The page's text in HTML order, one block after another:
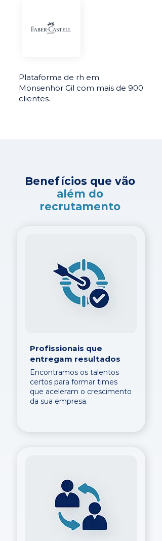
Plataforma de rh em
Monsenhor Gil com mais de 900
clientes.
Benefícios que vão
além do
recrutamento
Profissionais que
entregam resultados
Encontramos os talentos
certos para formar times
que aceleram o crescimento
da sua empresa.